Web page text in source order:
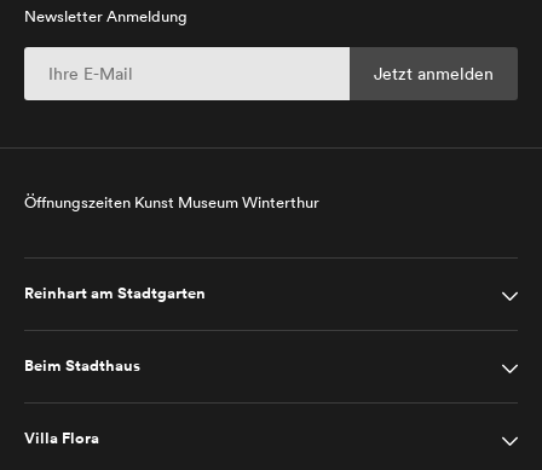
Newsletter Anmeldung
Öffnungszeiten Kunst Museum Winterthur
Reinhart am Stadtgarten
Beim Stadthaus
Villa Flora